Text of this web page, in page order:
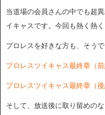
当道場の会員さんの中でも超
イキャスです。今回も熱く熱
プロレスを好きな方も、そう
プロレスツイキャス最終章（前
プロレスツイキャス最終章（後
そして、放送後に取り留めの